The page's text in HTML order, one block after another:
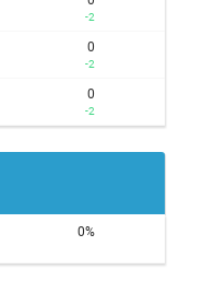
-2
0
-2
0
-2
0%